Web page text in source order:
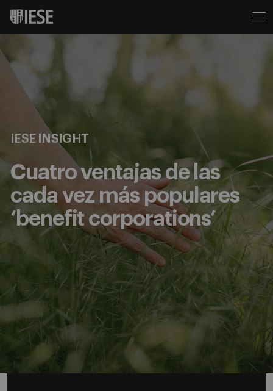
IESE INSIGHT
Cuatro ventajas de las
cada vez más populares
‘benefit corporations’